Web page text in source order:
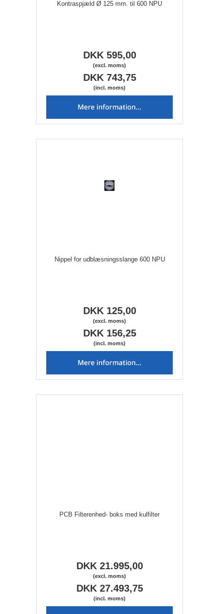
Kontraspjæld Ø 125 mm. til 600 NPU
DKK 595,00
(excl. moms)
DKK 743,75
(incl. moms)
Nippel for udblæsningsslange 600 NPU
DKK 125,00
(excl. moms)
DKK 156,25
(incl. moms)
PCB Filterenhed- boks med kulfilter
DKK 21.995,00
(excl. moms)
DKK 27.493,75
(incl. moms)